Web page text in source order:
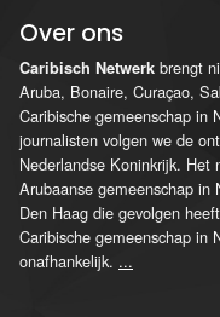
Over ons
Caribisch Netwerk brengt
Aruba, Bonaire, Curaçao,
Caribische gemeenschap in
journalisten volgen we de
Nederlandse Koninkrijk.
Arubaanse gemeenschap in
Den Haag die gevolgen
Caribische gemeenschap in
onafhankelijk. ...